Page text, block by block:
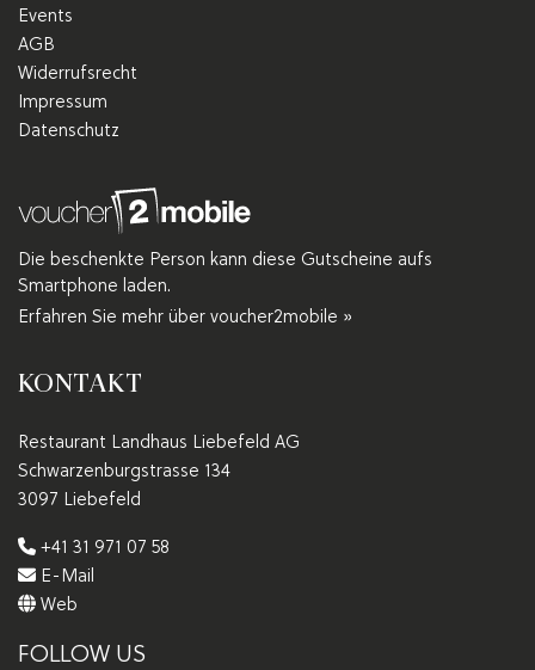
Events
AGB
Widerrufsrecht
Impressum
Datenschutz
Die beschenkte Person kann diese Gutscheine aufs
Smartphone laden.
Erfahren Sie mehr über voucher2mobile »
KONTAKT
Restaurant Landhaus Liebefeld AG
Schwarzenburgstrasse 134
3097 Liebefeld
+41 31 971 07 58
E-Mail
Web
FOLLOW US